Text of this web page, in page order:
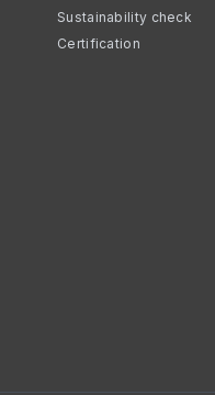
Sustainability check
Certification